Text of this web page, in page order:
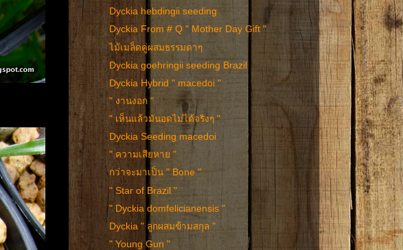
Dyckia hebdingii seeding
Dyckia From # Q " Mother Day Gift "
ไม้เมล็ดคู่ผสมธรรมดาๆ
Dyckia goehringii seeding Brazil
Dyckia Hybrid " macedoi "
" งานงอก "
" เห็นแล้วมันอดไม่ได้จริงๆ "
Dyckia Seeding macedoi
" ความเสียหาย "
กว่าจะมาเป็น " Bone "
" Star of Brazil "
" Dyckia domfelicianensis "
Dyckia " ลูกผสมข้ามสกุล "
" Young Gun "